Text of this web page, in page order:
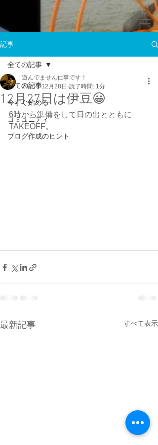
記事
全ての記事
今すぐ始める
コミュニティ
ブログ作成のヒント
全ての記事
12月27日は伊豆😀
遊んでません仕事です！
2020年12月28日 読了時間: 1分
6時から準備をして日の出とともに
TAKEOFF。
最新記事 すべて表示